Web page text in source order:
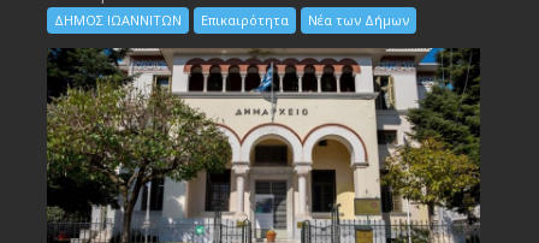
ΔΗΜΟΣ ΙΩΑΝΝΙΤΩΝ Επικαιρότητα Νέα των Δήμων